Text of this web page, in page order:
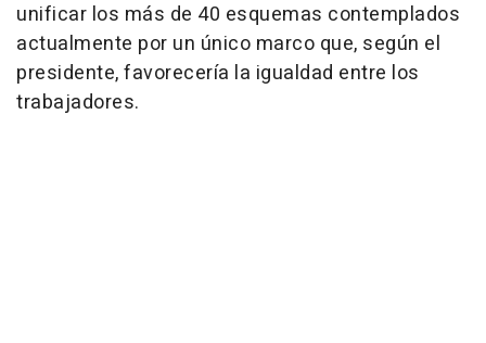
unificar los más de 40 esquemas contemplados
actualmente por un único marco que, según el
presidente, favorecería la igualdad entre los
trabajadores.